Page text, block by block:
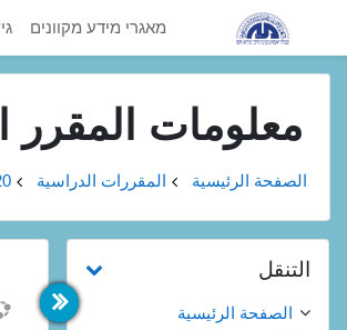
تخطى إلى المحتوى الرئيسي
מאגרי מידע מקוונים
معلومات المقرر
الصفحة الرئيسية المقررات الدراسية
التنقل
الصفحة الرئيسية